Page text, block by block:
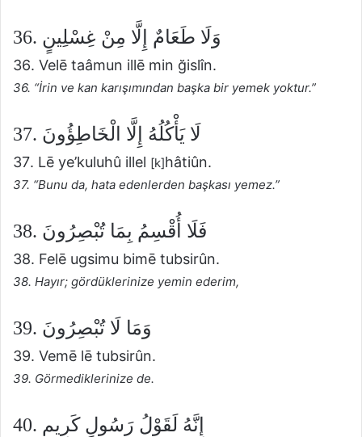
36. وَلَا طَعَامٌ إِلَّا مِنْ غِسْلِينٍ
36. Velē taâmun illē min ğislîn.
36. “İrin ve kan karışımından başka bir yemek yoktur.”
37. لَا يَأْكُلُهُ إِلَّا الْخَاطِؤُونَ
37. Lē ye’kuluhû illel [k]hâtiûn.
37. “Bunu da, hata edenlerden başkası yemez.”
38. فَلَا أُقْسِمُ بِمَا تُبْصِرُونَ
38. Felē ugsimu bimē tubsirûn.
38. Hayır; gördüklerinize yemin ederim,
39. وَمَا لَا تُبْصِرُونَ
39. Vemē lē tubsirûn.
39. Görmediklerinize de.
40. إِنَّهُ لَقَوْلُ رَسُولٍ كَرِيمٍ